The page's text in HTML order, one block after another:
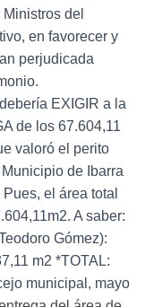
del
en favorecer y
perjudicada
EXIGIR a la
de los 67.604,11
valoró el perito
de Ibarra
el área total
A saber:
Gómez):
m2 *TOTAL:
municipal, mayo